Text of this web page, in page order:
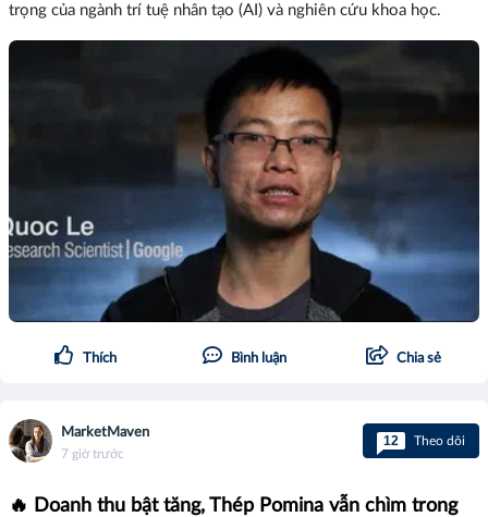
trọng của ngành trí tuệ nhân tạo (AI) và nghiên cứu khoa học.
Thích Bình luận Chia sẻ
MarketMaven
7 giờ trước
12 Theo dõi
🔥 Doanh thu bật tăng, Thép Pomina vẫn chìm trong